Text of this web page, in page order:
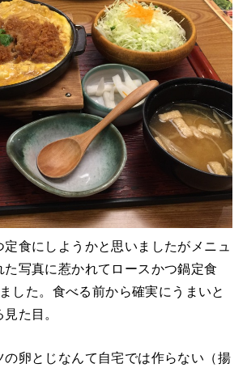
食にしようかと思いましたがメニュ
た写真に惹かれてロースかつ鍋定食
した。食べる前から確実にうまいと
た目。
の卵とじなんて自宅では作らない（揚